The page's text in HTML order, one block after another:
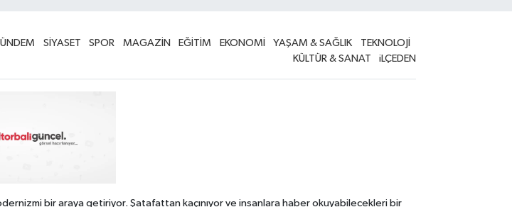
SİYASET SPOR MAGAZİN EĞİTİM EKONOMİ YAŞAM & SAĞLIK
TEKNOLOJİ
KÜLTÜR & SANAT
iLÇEDEN
bir araya getiriyor. Şatafattan kaçınıyor ve insanlara haber okuyabilecekleri bir